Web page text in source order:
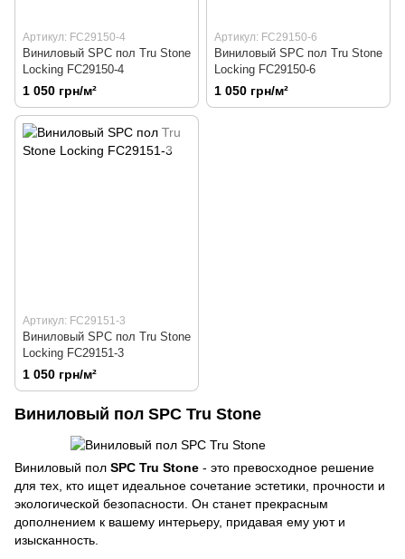
Артикул: FC29150-4
Виниловый SPC пол Tru Stone
Locking FC29150-4
1 050 грн/м²
Артикул: FC29150-6
Виниловый SPC пол Tru Stone
Locking FC29150-6
1 050 грн/м²
Артикул: FC29151-3
Виниловый SPC пол Tru Stone
Locking FC29151-3
1 050 грн/м²
Виниловый пол SPC Tru Stone
Виниловый пол SPC Tru Stone - это превосходное решение
для тех, кто ищет идеальное сочетание эстетики, прочности и
экологической безопасности. Он станет прекрасным
дополнением к вашему интерьеру, придавая ему уют и
изысканность.